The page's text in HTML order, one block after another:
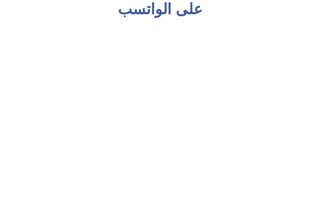
على الواتسب